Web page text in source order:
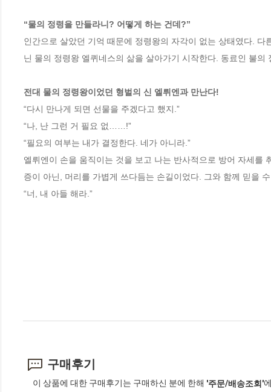
“물의 정령을 만들라니? 어떻게 하는 건데?”
인간으로 살았던 기억 때문에 정령왕의 자각이 없는 상태였다. 다
닌 물의 정령왕 엘퀴네스의 삶을 살아가기 시작한다. 동료인 불
전대 물의 정령왕이었던 형벌의 신 엘뤼엔과 만난다!
“다시 만나게 되면 선물을 주겠다고 했지.”
“나, 난 그런 거 필요 없……!”
“필요의 여부는 내가 결정한다. 네가 아니라.”
엘뤼엔이 손을 움직이는 것을 보고 나는 반사적으로 방어 자세를
증이 아닌, 머리를 가볍게 쓰다듬는 손길이었다. 그와 함께 믿을
“너, 내 아들 해라.”
구매후기
이 상품에 대한 구매후기는 구매하신 분에 한해 '주문/배송조회'